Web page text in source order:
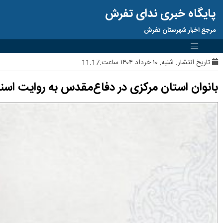
پایگاه خبری ندای تفرش
مرجع اخبار شهرستان تفرش
تاریخ انتشار: شنبه, ۱۰ خرداد ۱۴۰۴ ساعت:11:17
بانوان استان مرکزی در دفاع‌مقدس به روایت